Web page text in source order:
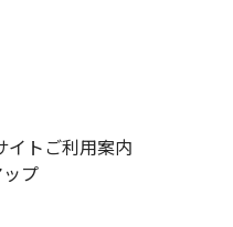
イトご利用案内
プ